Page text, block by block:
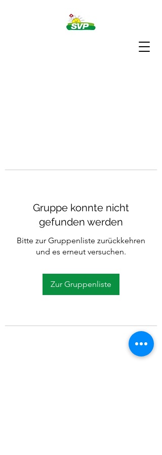
Gruppe konnte nicht
gefunden werden
Bitte zur Gruppenliste zurückkehren
und es erneut versuchen.
Zur Gruppenliste